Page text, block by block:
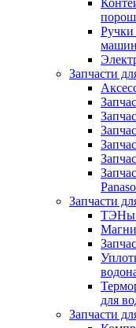
машин
Запчасти
Запчасти
ТЭНы
для
Запчасти